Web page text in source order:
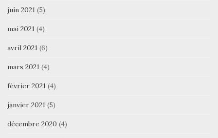
juin 2021 (5)
mai 2021 (4)
avril 2021 (6)
mars 2021 (4)
février 2021 (4)
janvier 2021 (5)
décembre 2020 (4)